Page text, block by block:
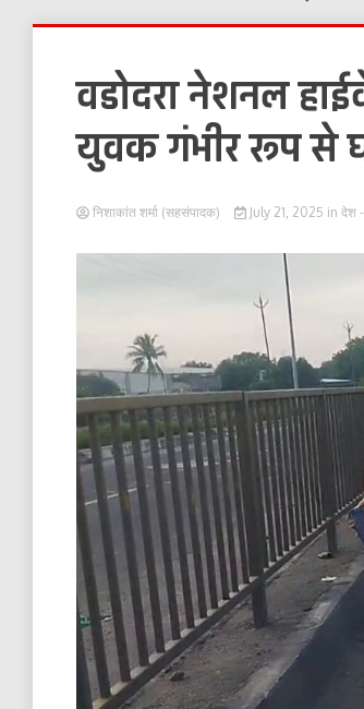
वडोदरा नेशनल
युवक गंभीर रूप से
निशाकांत शर्मा (सहसंपादक) July 21, 2025 in देश